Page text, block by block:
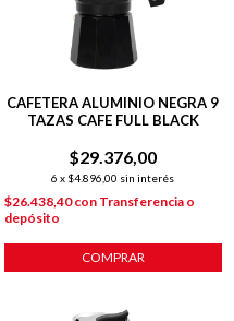
CAFETERA ALUMINIO NEGRA 9
TAZAS CAFE FULL BLACK
$29.376,00
6 x $4.896,00 sin interés
$26.438,40con Transferencia o
depósito
COMPRAR